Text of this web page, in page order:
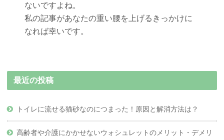
ないですよね。
私の記事があなたの重い腰を上げるきっかけに
なれば幸いです。
最近の投稿
トイレに流せる猫砂なのにつまった！原因と解消方法は？
高齢者や介護にかかせないウォシュレットのメリット・デメリ